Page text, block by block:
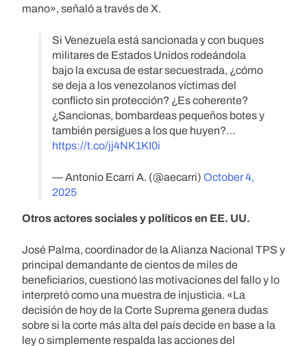
mano», señaló a través de X.
Si Venezuela está sancionada y con buques
militares de Estados Unidos rodeándola
bajo la excusa de estar secuestrada, ¿cómo
se deja a los venezolanos víctimas del
conflicto sin protección? ¿Es coherente?
¿Sancionas, bombardeas pequeños botes y
también persigues a los que huyen?…
https://t.co/jj4NK1KI0i
— Antonio Ecarri A. (@aecarri) October 4,
2025
Otros actores sociales y políticos en EE. UU.
José Palma, coordinador de la Alianza Nacional TPS y
principal demandante de cientos de miles de
beneficiarios, cuestionó las motivaciones del fallo y lo
interpretó como una muestra de injusticia. «La
decisión de hoy de la Corte Suprema genera dudas
sobre si la corte más alta del país decide en base a la
ley o simplemente respalda las acciones del